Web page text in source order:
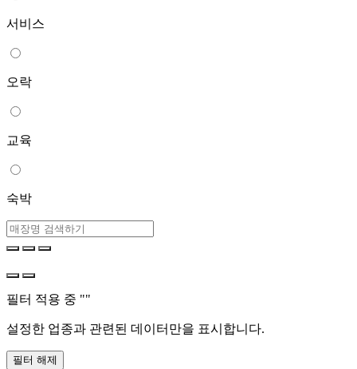
서비스
오락
교육
숙박
필터 적용 중 ""
설정한 업종과 관련된 데이터만을 표시합니다.
필터 해제